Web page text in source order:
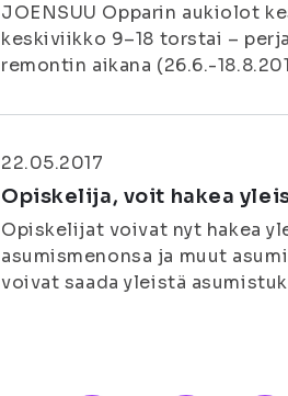
JOENSUU Opparin aukiolot
keskiviikko 9–18 torstai –
remontin aikana (26.6.-
22.05.2017
Opiskelija, voit hakea
Opiskelijat voivat nyt hakea
asumismenonsa ja muut
voivat saada yleistä